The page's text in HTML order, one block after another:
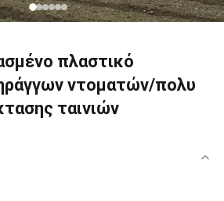
πλαστικό
ντοματών/πολυ
ταινιών